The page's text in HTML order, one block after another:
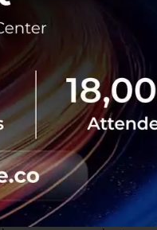
ละความคุ้มค่าอยู่ดี
างเครื่องดื่ม
ายปีที่ผ่านมา ซึ่งได้พลิกวิธี